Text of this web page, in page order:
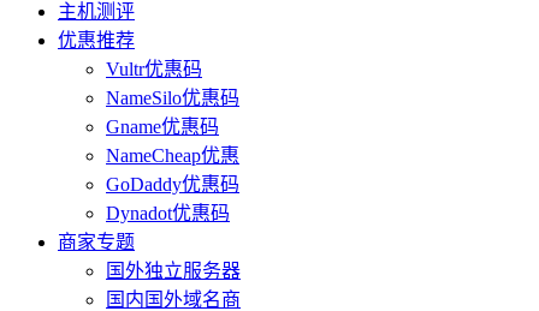
主机测评
优惠推荐
Vultr优惠码
NameSilo优惠码
Gname优惠码
NameCheap优惠
GoDaddy优惠码
Dynadot优惠码
商家专题
国外独立服务器
国内国外域名商